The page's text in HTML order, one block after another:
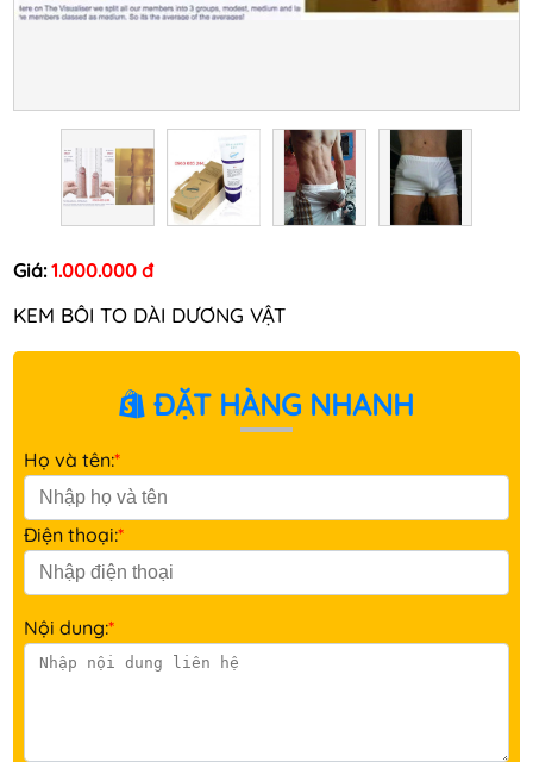
Giá: 1.000.000 đ
KEM BÔI TO DÀI DƯƠNG VẬT
ĐẶT HÀNG NHANH
Họ và tên:*
Điện thoại:*
Nội dung:*